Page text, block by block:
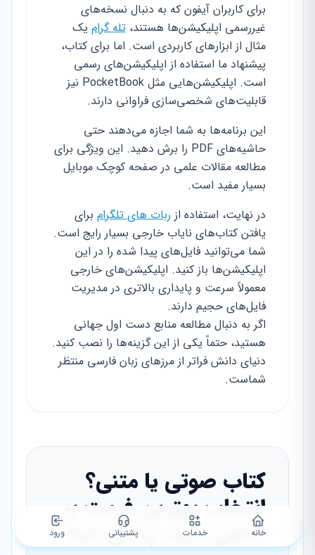
برای کاربران آیفون که به دنبال نسخه‌های
غیررسمی اپلیکیشن‌ها هستند، تله گرام یک
مثال از ابزارهای کاربردی است. اما برای کتاب،
پیشنهاد ما استفاده از اپلیکیشن‌های رسمی
است. اپلیکیشن‌هایی مثل PocketBook نیز
قابلیت‌های شخصی‌سازی فراوانی دارند.
این برنامه‌ها به شما اجازه می‌دهند حتی
حاشیه‌های PDF را برش دهید. این ویژگی برای
مطالعه مقالات علمی در صفحه کوچک موبایل
بسیار مفید است.
در نهایت، استفاده از ربات های تلگرام برای
یافتن کتاب‌های نایاب خارجی بسیار رایج است.
شما می‌توانید فایل‌های پیدا شده را در این
اپلیکیشن‌ها باز کنید. اپلیکیشن‌های خارجی
معمولاً سرعت و پایداری بالاتری در مدیریت
فایل‌های حجیم دارند.
اگر به دنبال مطالعه منابع دست اول جهانی
هستید، حتماً یکی از این گزینه‌ها را نصب کنید.
دنیای دانش فراتر از مرزهای زبان فارسی منتظر
شماست.
کتاب صوتی یا متنی؟
انتخاب بهترین فرمت بر
اساس سبک زندگی شما
خانه خدمات پشتیبانی ورود